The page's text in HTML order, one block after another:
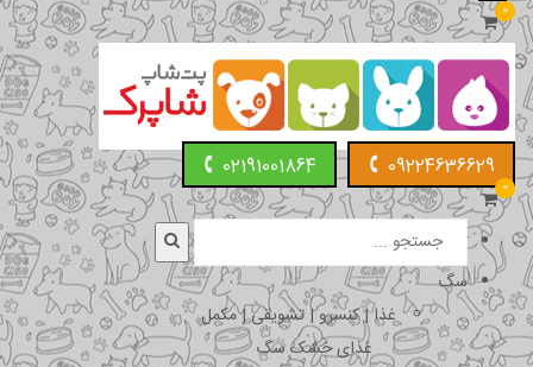
0
09224636629
02191001864
0
سگ
غذا | کنسرو | تشویقی | مکمل
غذای خشک سگ